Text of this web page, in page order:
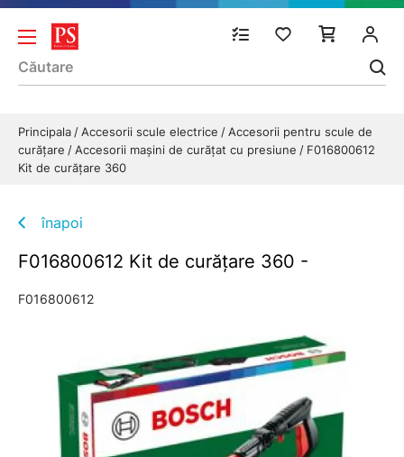
Principala Accesorii scule electrice
Accesorii pentru scule de
curăţare
Accesorii maşini de curăţat cu presiune
F016800612
Kit de curăţare 360
înapoi
F016800612 Kit de curăţare 360 -
F016800612